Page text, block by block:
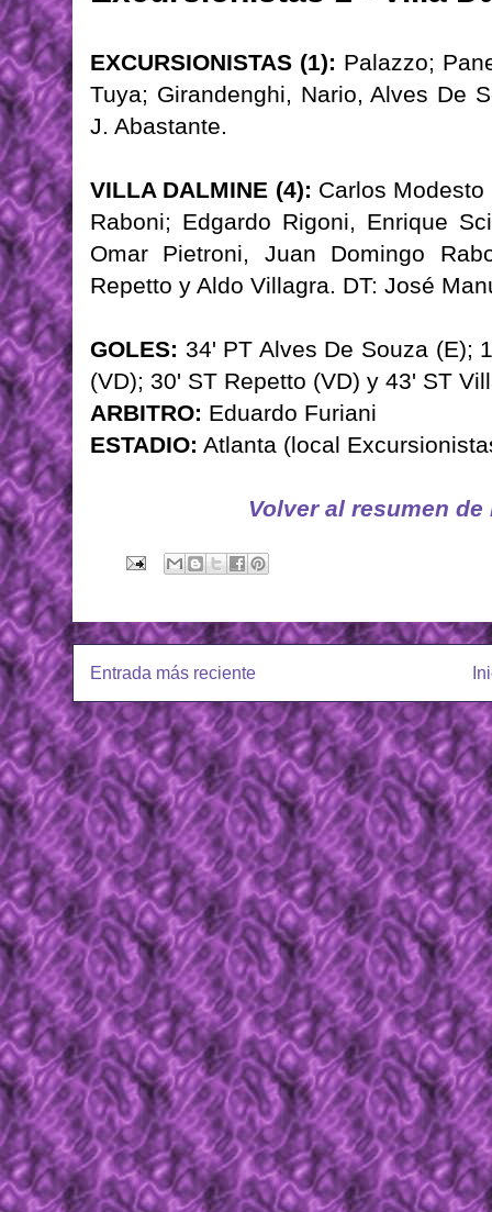
EXCURSIONISTAS (1): Palazzo;
Tuya; Girandenghi, Nario, Alves De
J. Abastante.
VILLA DALMINE (4): Carlos
Raboni; Edgardo Rigoni, Enrique
Omar Pietroni, Juan Domingo
Repetto y Aldo Villagra. DT: José
GOLES: 34' PT Alves De Souza (E);
(VD); 30' ST Repetto (VD) y 43' ST
ARBITRO: Eduardo Furiani
ESTADIO: Atlanta (local
Volver al resumen
Entrada más reciente